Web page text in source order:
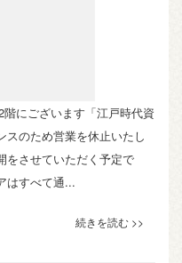
にございます「江戸時代資
スのため営業を休止いたし
をさせていただく予定で
はすべて通...
続きを読む >>